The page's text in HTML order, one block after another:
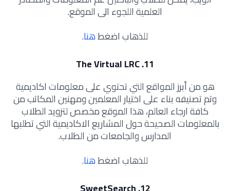
العلمية اللجوء الى الموقع.
للذهاب اضغطهنا.
11. The Virtual LRC
هو من أبرز المواقع التي تحتوي على معلومات اكاديمية
وتم تصنيفه بناء على اختيار المعلمين ومهنين المكاتب من
كافة ارجاء العالم، هذا الموقع مخصص لتزويد الطلاب
بالمعلومات الصحيحة حول المشاريع الاكاديمية التي تطلبها
المدارس والجامعات من الطلاب.
للذهاب اضغطهنا.